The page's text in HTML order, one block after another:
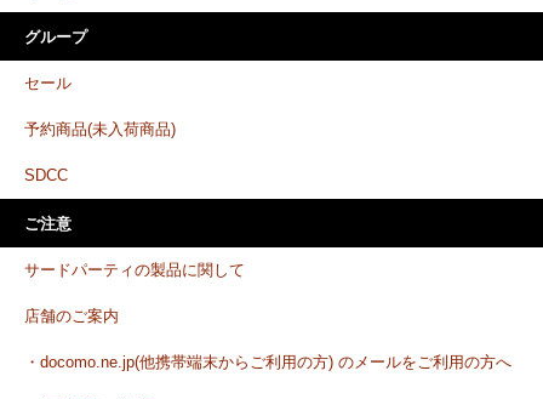
グループ
セール
予約商品(未入荷商品)
SDCC
ご注意
サードパーティの製品に関して
店舗のご案内
・docomo.ne.jp(他携帯端末からご利用の方) のメールをご利用の方へ